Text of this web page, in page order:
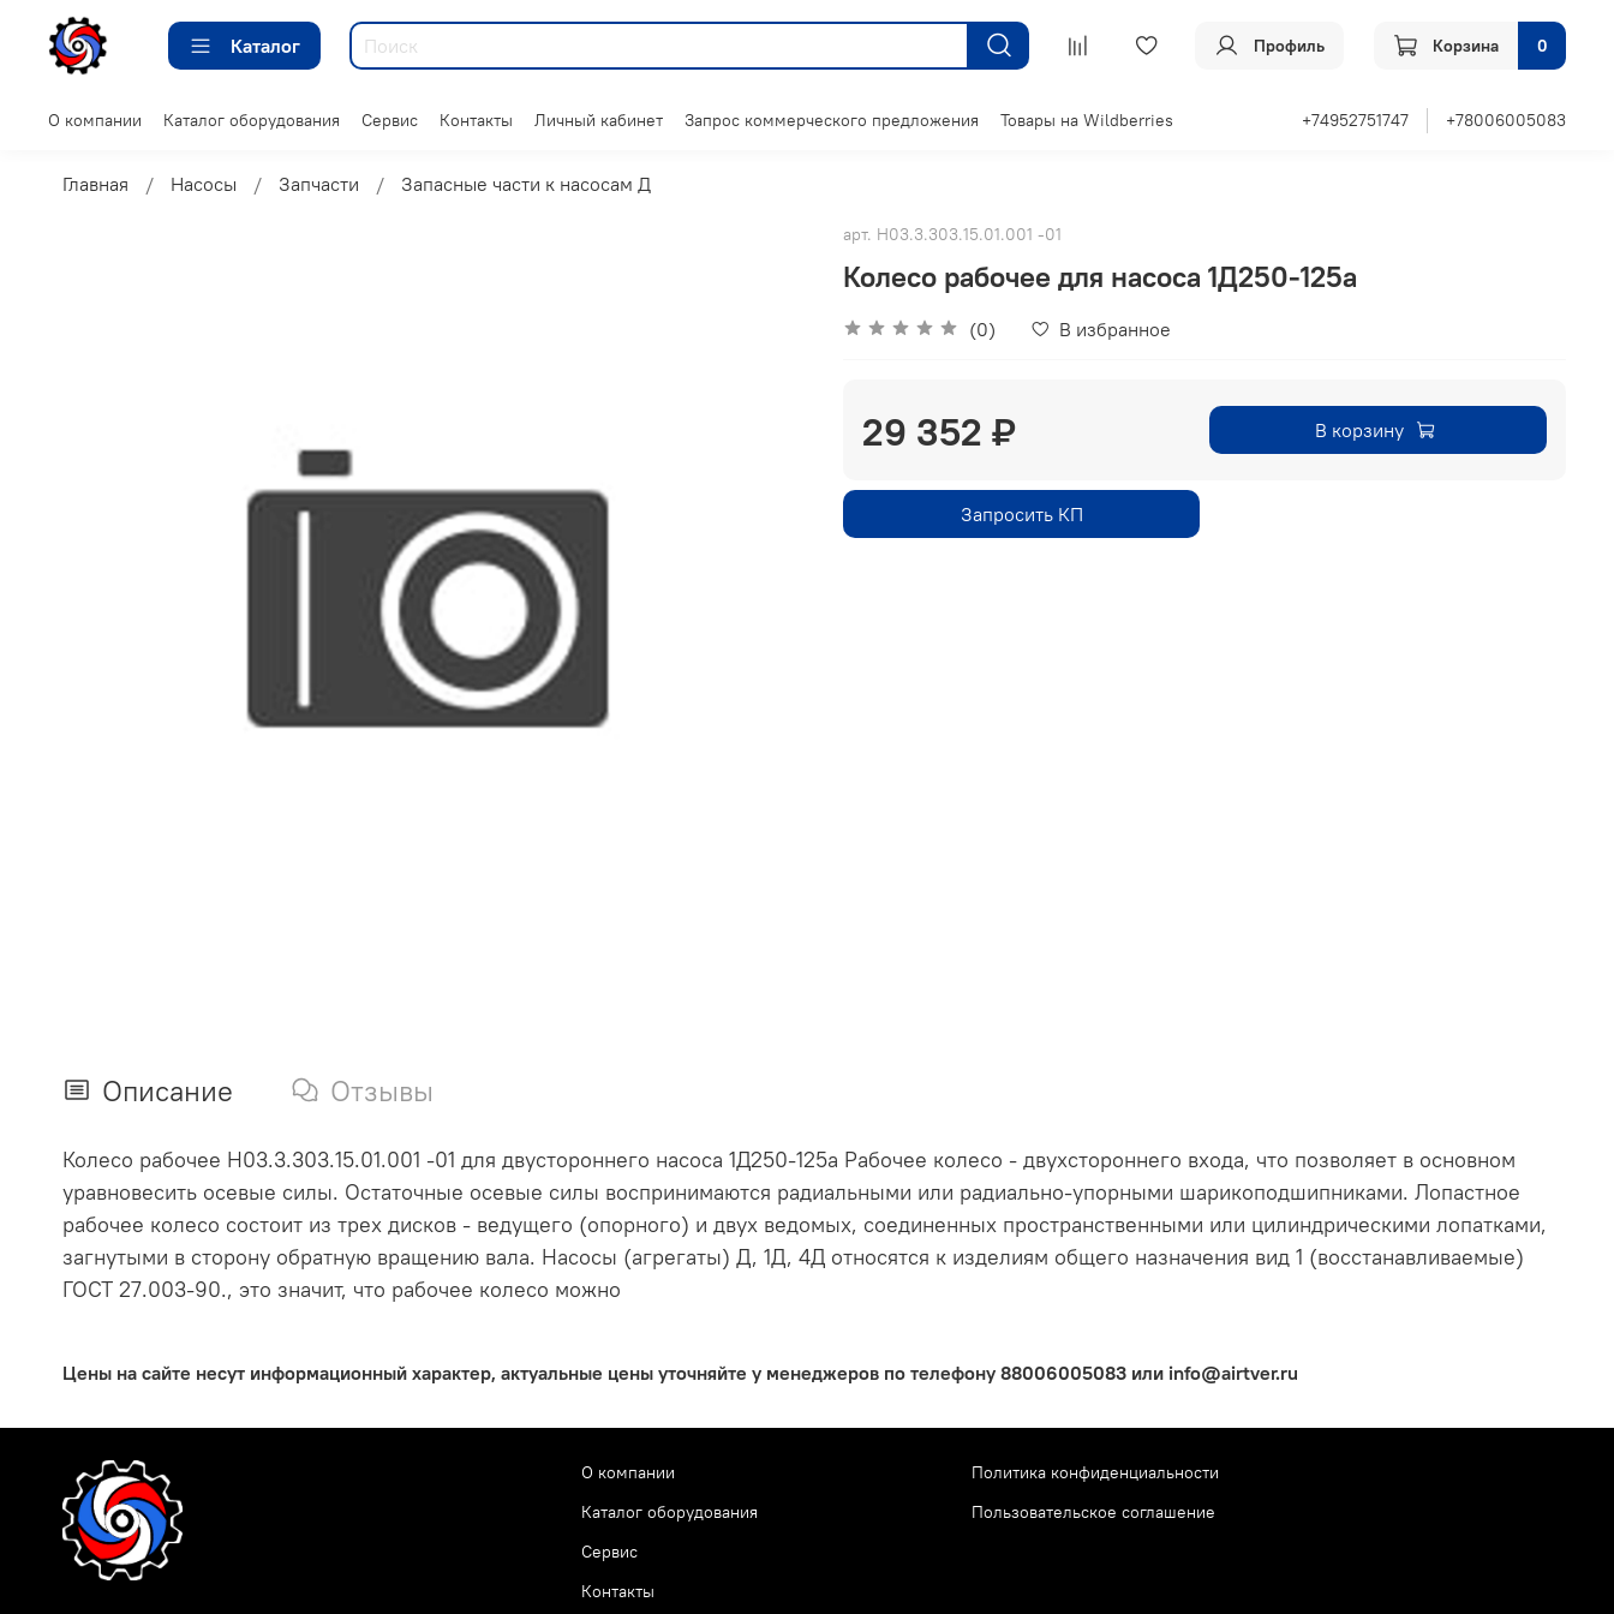
Каталог Профиль Корзина 0
О компании Каталог оборудования Сервис Контакты Личный кабинет Запрос коммерческого предложения Товары на Wildberries +74952751747 +78006005083
Главная Насосы Запчасти Запасные части к насосам Д
арт. Н03.3.303.15.01.001 -01
Колесо рабочее для насоса 1Д250-125а
(0) В избранное
29 352 ₽ В корзину
Запросить КП
Описание Отзывы
Колесо рабочее Н03.3.303.15.01.001 -01 для двустороннего насоса 1Д250-125а Рабочее колесо - двухстороннего входа, что позволяет в основном
уравновесить осевые силы. Остаточные осевые силы воспринимаются радиальными или радиально-упорными шарикоподшипниками. Лопастное
рабочее колесо состоит из трех дисков - ведущего (опорного) и двух ведомых, соединенных пространственными или цилиндри­ческими лопатками,
загнутыми в сторону обратную вращению вала. Насосы (агрегаты) Д, 1Д, 4Д относятся к изделиям общего назначения вид 1 (восстанавливаемые)
ГОСТ 27.003-90., это значит, что рабочее колесо можно
Цены на сайте несут информационный характер, актуальные цены уточняйте у менеджеров по телефону 88006005083 или info@airtver.ru
О компании
Каталог оборудования
Сервис
Контакты
Политика конфиденциальности
Пользовательское соглашение